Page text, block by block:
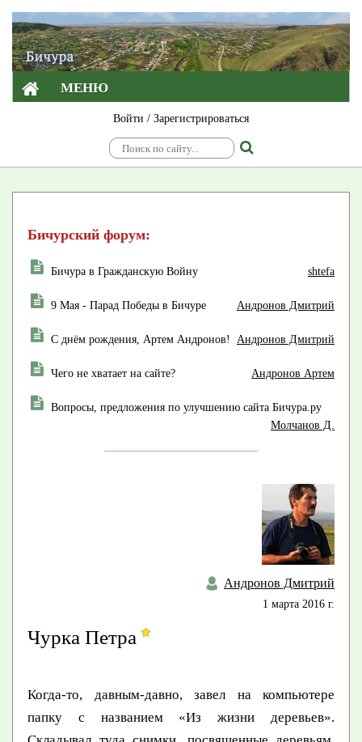
МЕНЮ
Войти / Зарегистрироваться
Бичурский форум:
Бичура в Гражданскую Войну shtefa
9 Мая - Парад Победы в Бичуре Андронов Дмитрий
С днём рождения, Артем Андронов! Андронов Дмитрий
Чего не хватает на сайте? Андронов Артем
Вопросы, предложения по улучшению сайта Бичура.ру
Молчанов Д.
Андронов Дмитрий
1 марта 2016 г.
Чурка Петра
Когда-то, давным-давно, завел на компьютере
папку с названием «Из жизни деревьев».